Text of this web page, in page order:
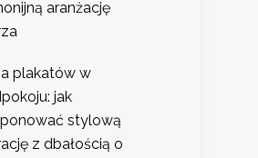
aranżację
plakatów w
jak
stylową
z dbałością o